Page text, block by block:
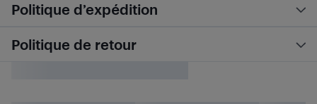
Politique d’expédition
Politique de retour